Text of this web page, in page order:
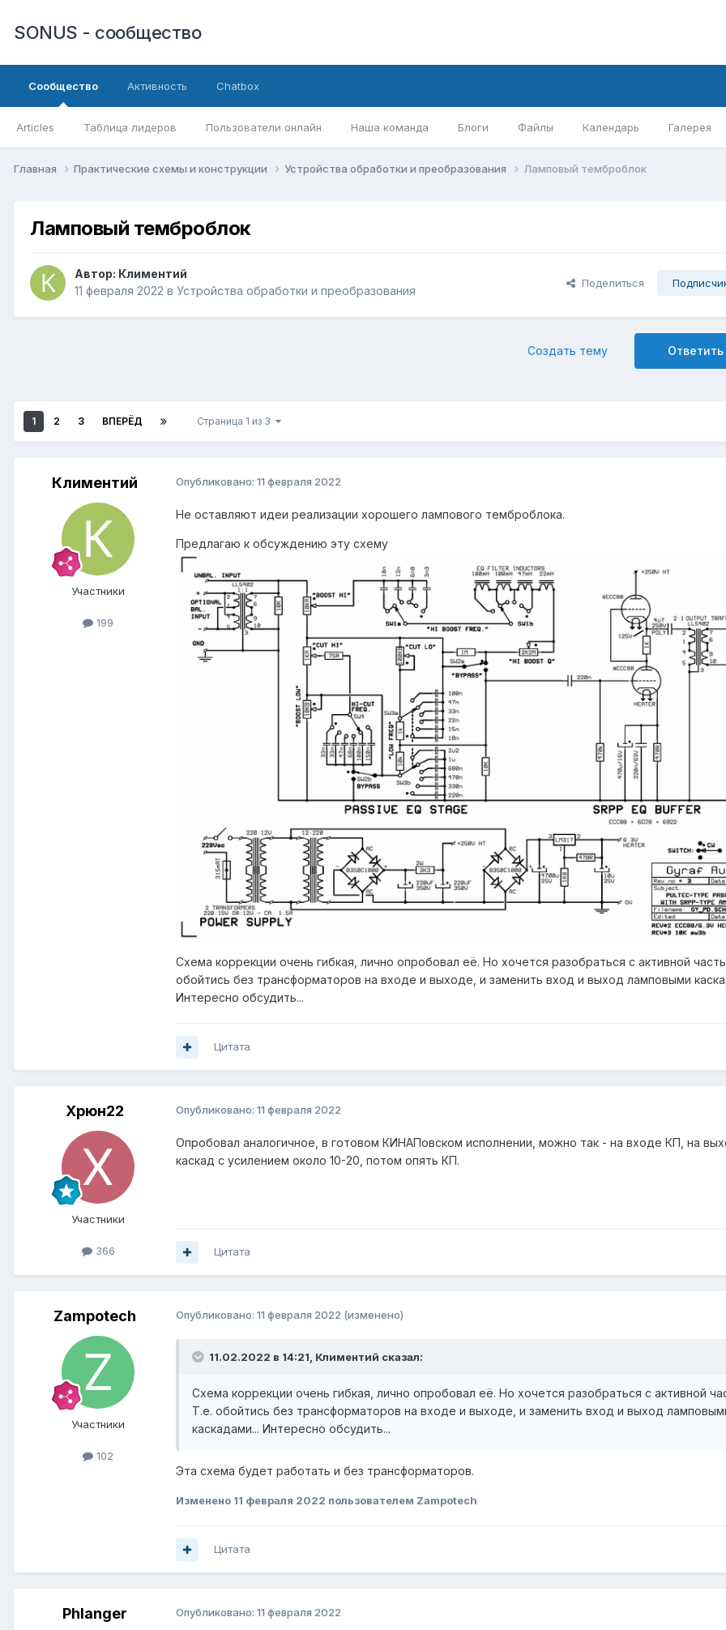
SONUS - сообщество
Сообщество
Articles Таблица лидеров Пользователи онлайн Наша команда Блоги Файлы Календарь Галерея
Активность Chatbox
Главная Практические схемы и конструкции Устройства обработки и преобразования Ламповый темброблок
Ламповый темброблок
Автор: Климентий
11 февраля 2022 в Устройства обработки и преобразования
Поделиться
Создать тему
1 2 3 ВПЕРЁД Страница 1 из 3
Климентий
Участники
199
Опубликовано: 11 февраля 2022
Не оставляют идеи реализации хорошего лампового темброблока.
Предлагаю к обсуждению эту схему
Схема коррекции очень гибкая, лично опробовал её. Но хочется разобраться с активной
обойтись без трансформаторов на входе и выходе, и заменить вход и выход ламповыми
Интересно обсудить...
Цитата
Xpюн22
Участники
366
Опубликовано: 11 февраля 2022
Опробовал аналогичное, в готовом КИНАПовском исполнении, можно так - на входе КП, на
каскад с усилением около 10-20, потом опять КП.
Цитата
Zampotech
Участники
102
Опубликовано: 11 февраля 2022 (изменено)
11.02.2022 в 14:21, Климентий сказал:
Схема коррекции очень гибкая, лично опробовал её. Но хочется разобраться с активной
Т.е. обойтись без трансформаторов на входе и выходе, и заменить вход и выход
каскадами... Интересно обсудить...
Эта схема будет работать и без трансформаторов.
Изменено 11 февраля 2022 пользователем Zampotech
Цитата
Phlanger Опубликовано: 11 февраля 2022